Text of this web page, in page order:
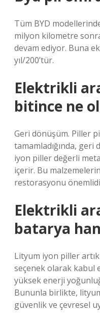
Tüm BYD
milyon kilometre
devam ediyor. Buna
yıl/200’tür.
Elektrikli
bitince ne
Geri dönüşüm. Piller
tamamladığında,
iyon piller değerli
içerir. Bu
restorasyonu
Elektrikli
batarya
Lityum iyon piller
seçenek olarak kabul
yüksek enerji
Bununla birlikte,
güvenlik ve çevresel